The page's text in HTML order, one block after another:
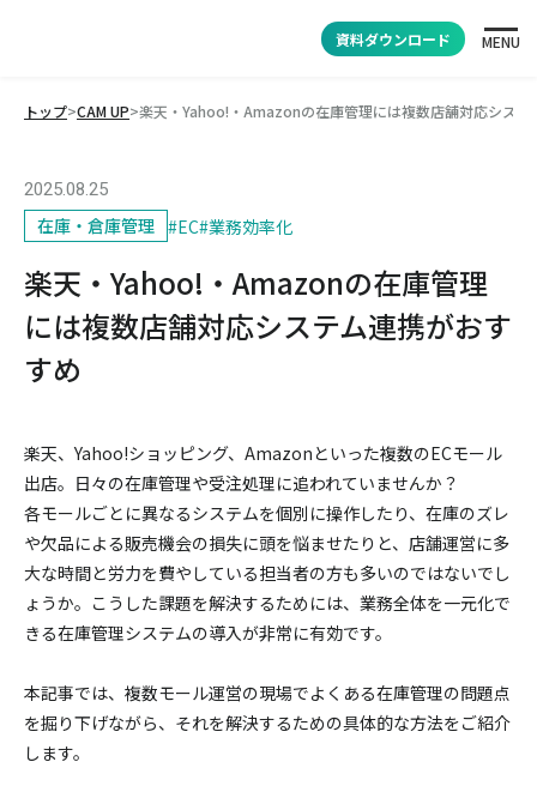
資料ダウンロード MENU
トップ>CAM UP>楽天・Yahoo!・Amazonの在庫管理には複数店舗対応システ
2025.08.25
在庫・倉庫管理 #EC#業務効率化
楽天・Yahoo!・Amazonの在庫管理
には複数店舗対応システム連携がおす
すめ
楽天、Yahoo!ショッピング、Amazonといった複数のECモール
出店。日々の在庫管理や受注処理に追われていませんか？
各モールごとに異なるシステムを個別に操作したり、在庫のズレ
や欠品による販売機会の損失に頭を悩ませたりと、店舗運営に多
大な時間と労力を費やしている担当者の方も多いのではないでし
ょうか。こうした課題を解決するためには、業務全体を一元化で
きる在庫管理システムの導入が非常に有効です。
本記事では、複数モール運営の現場でよくある在庫管理の問題点
を掘り下げながら、それを解決するための具体的な方法をご紹介
します。